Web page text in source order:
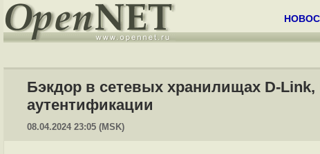
Бэкдор в сетевых хранилищах D-
аутентификации
08.04.2024 23:05 (MSK)